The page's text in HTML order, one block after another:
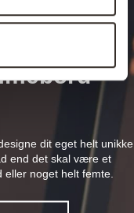
dit eget helt unikke
end det skal være et
noget helt femte.